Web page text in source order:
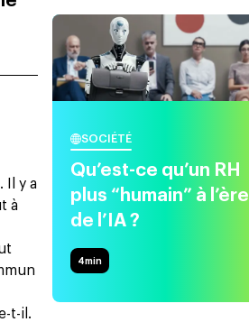
Il y a
à
t-il.
SOCIÉTÉ
Qu’est-ce qu’un RH
plus “humain” à l’ère
de l’IA ?
4min